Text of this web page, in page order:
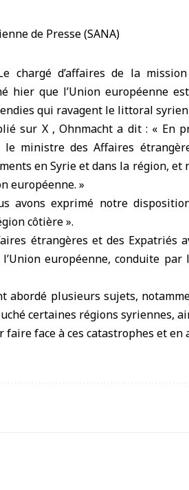
chargé d’affaires de la
hier que l’Union européenne
qui ravagent le littoral syrien
sur X , Ohnmacht a dit : « En
le ministre des Affaires
en Syrie et dans la région, et
européenne. »
avons exprimé notre
côtière ».
étrangères et des Expatriés
l’Union européenne, conduite
abordé plusieurs sujets,
certaines régions syriennes,
face à ces catastrophes et en